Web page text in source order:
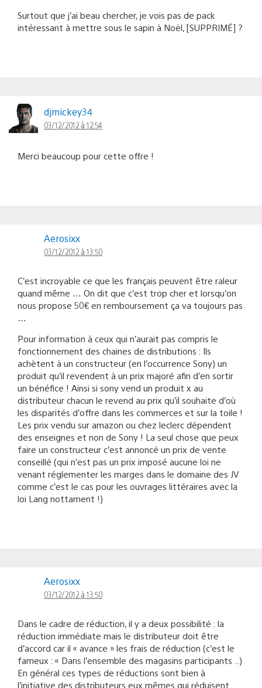
Surtout que j’ai beau chercher, je vois pas de pack
intéressant à mettre sous le sapin à Noël, [SUPPRIMÉ] ?
djmickey34
03/12/2012 à 12:54
Merci beaucoup pour cette offre !
Aerosixx
03/12/2012 à 13:50
C’est incroyable ce que les français peuvent être raleur
quand même … On dit que c’est trop cher et lorsqu’on
nous propose 50€ en remboursement ça va toujours pas
Pour information à ceux qui n’aurait pas compris le
fonctionnement des chaines de distributions : Ils
achètent à un constructeur (en l’occurrence Sony) un
produit qu’il revendent à un prix majoré afin d’en sortir
un bénéfice ! Ainsi si sony vend un produit x au
distributeur chacun le revend au prix qu’il souhaite d’où
les disparités d’offre dans les commerces et sur la toile !
Les prix vendu sur amazon ou chez leclerc dépendent
des enseignes et non de Sony ! La seul chose que peux
faire un constructeur c’est annoncé un prix de vente
conseillé (qui n’est pas un prix imposé aucune loi ne
venant réglementer les marges dans le domaine des JV
comme c’est le cas pour les ouvrages littéraires avec la
loi Lang nottament !)
Aerosixx
03/12/2012 à 13:50
Dans le cadre de réduction, il y a deux possibilité : la
réduction immédiate mais le distributeur doit être
d’accord car il « avance » les frais de réduction (c’est le
fameux : « Dans l’ensemble des magasins participants ..)
En général ces types de réductions sont bien à
l’initiative des distributeurs eux mêmes qui réduisent